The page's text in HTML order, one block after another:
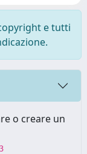
e tutti
o creare un